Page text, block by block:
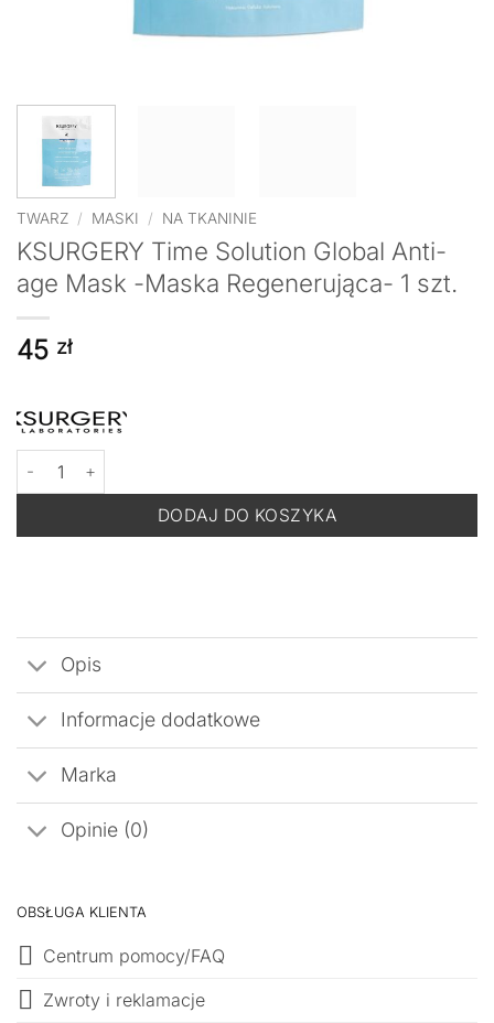
TWARZ / MASKI / NA TKANINIE
KSURGERY Time Solution Global Anti-
age Mask -Maska Regenerująca- 1 szt.
45 zł
ilość KSURGERY Time Solution Global Anti-age Mask -Maska
DODAJ DO KOSZYKA
Opis
Informacje dodatkowe
Marka
Opinie (0)
OBSŁUGA KLIENTA
Centrum pomocy/FAQ
Zwroty i reklamacje